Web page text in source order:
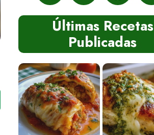
Últimas Recetas
Publicadas